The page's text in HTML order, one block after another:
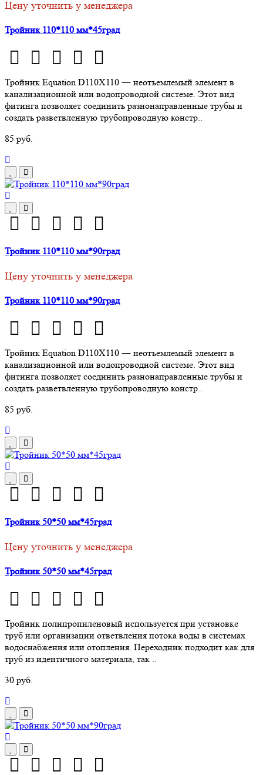
Цену уточнить у менеджера
Тройник 110*110 мм*45град
Тройник Equation D110Х110 ― неотъемлемый элемент в
канализационной или водопроводной системе. Этот вид
фитинга позволяет соединить разнонаправленные трубы и
создать разветвленную трубопроводную констр..
85 руб.
Тройник 110*110 мм*90град
Цену уточнить у менеджера
Тройник 110*110 мм*90град
Тройник Equation D110Х110 ― неотъемлемый элемент в
канализационной или водопроводной системе. Этот вид
фитинга позволяет соединить разнонаправленные трубы и
создать разветвленную трубопроводную констр..
85 руб.
Тройник 50*50 мм*45град
Цену уточнить у менеджера
Тройник 50*50 мм*45град
Тройник полипропиленовый используется при установке
труб или организации ответвления потока воды в системах
водоснабжения или отопления. Переходник подходит как для
труб из идентичного материала, так ..
30 руб.